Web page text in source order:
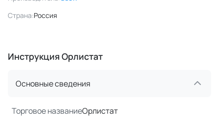
Страна:Россия
Инструкция Орлистат
Основные сведения
Торговое названиеОрлистат